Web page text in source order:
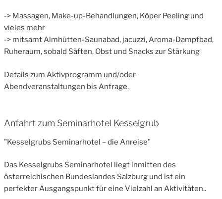
-> Massagen, Make-up-Behandlungen, Köper Peeling und
vieles mehr
-> mitsamt Almhütten-Saunabad, jacuzzi, Aroma-Dampfbad,
Ruheraum, sobald Säften, Obst und Snacks zur Stärkung
Details zum Aktivprogramm und/oder
Abendveranstaltungen bis Anfrage.
Anfahrt zum Seminarhotel Kesselgrub
"Kesselgrubs Seminarhotel – die Anreise"
Das Kesselgrubs Seminarhotel liegt inmitten des
österreichischen Bundeslandes Salzburg und ist ein
perfekter Ausgangspunkt für eine Vielzahl an Aktivitäten..